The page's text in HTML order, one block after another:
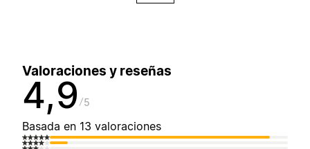
Valoraciones y reseñas
4,9 5
Basada en 13 valoraciones